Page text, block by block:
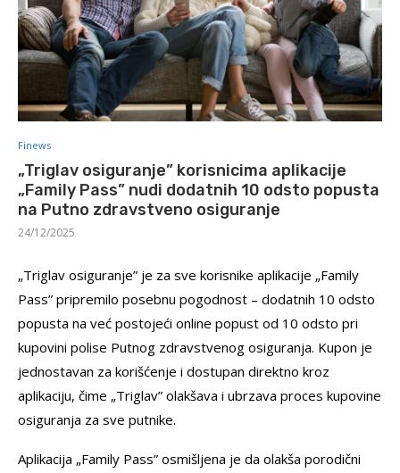
Finews
„Triglav osiguranje” korisnicima aplikacije
„Family Pass” nudi dodatnih 10 odsto popusta
na Putno zdravstveno osiguranje
24/12/2025
„Triglav osiguranje” je za sve korisnike aplikacije „Family
Pass” pripremilo posebnu pogodnost – dodatnih 10 odsto
popusta na već postojeći online popust od 10 odsto pri
kupovini polise Putnog zdravstvenog osiguranja. Kupon je
jednostavan za korišćenje i dostupan direktno kroz
aplikaciju, čime „Triglav” olakšava i ubrzava proces kupovine
osiguranja za sve putnike.
Aplikacija „Family Pass” osmišljena je da olakša porodični